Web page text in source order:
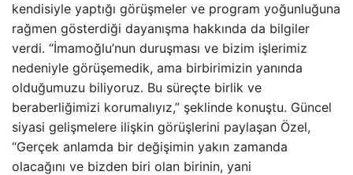
kendisiyle yaptığı görüşmeler ve program yoğunluğuna
rağmen gösterdiği dayanışma hakkında da bilgiler
verdi. “İmamoğlu’nun duruşması ve bizim işlerimiz
nedeniyle görüşemedik, ama birbirimizin yanında
olduğumuzu biliyoruz. Bu süreçte birlik ve
beraberliğimizi korumalıyız,” şeklinde konuştu. Güncel
siyasi gelişmelere ilişkin görüşlerini paylaşan Özel,
“Gerçek anlamda bir değişimin yakın zamanda
olacağını ve bizden biri olan birinin, yani